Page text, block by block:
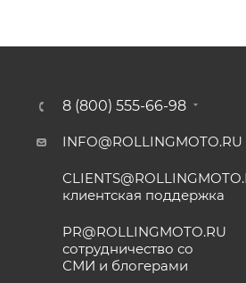
8 (800) 555-66-98
INFO@ROLLINGMOTO.RU
клиентская поддержка
PR@ROLLINGMOTO.RU
сотрудничество со
СМИ и блогерами